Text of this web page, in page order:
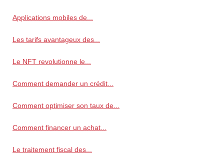
Applications mobiles de...
Les tarifs avantageux des...
Le NFT revolutionne le...
Comment demander un crédit...
Comment optimiser son taux de...
Comment financer un achat...
Le traitement fiscal des...